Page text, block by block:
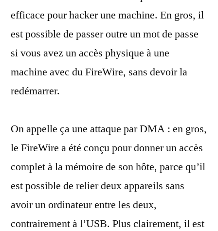
des
PC…
avec
simple
câble
efficace pour hacker une machine. En gros, il
est possible de passer outre un mot de passe
si vous avez un accès physique à une
machine avec du FireWire, sans devoir la
redémarrer.
On appelle ça une attaque par DMA : en gros,
le FireWire a été conçu pour donner un accès
complet à la mémoire de son hôte, parce qu’il
est possible de relier deux appareils sans
avoir un ordinateur entre les deux,
contrairement à l’USB. Plus clairement, il est